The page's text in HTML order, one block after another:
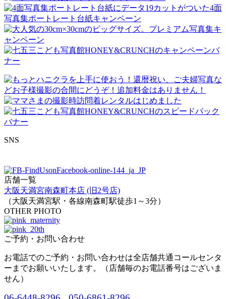
SNS
店舗一覧
大阪天満宮南森町本店 (旧2号店)
（大阪天満宮駅・各線南森町駅徒歩1～3分）
OTHER PHOTO
ご予約・お問い合わせ
お電話でのご予約・お問い合わせは全店舗共通コールセンタ
ーまでお願いいたします。（店舗毎のお電話番号はございま
せん）